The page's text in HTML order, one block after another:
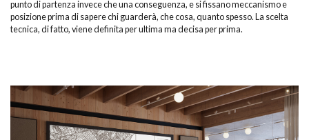
punto di partenza invece che una conseguenza, e si fissano meccanismo e
posizione prima di sapere chi guarderà, che cosa, quanto spesso. La scelta
tecnica, di fatto, viene definita per ultima ma decisa per prima.